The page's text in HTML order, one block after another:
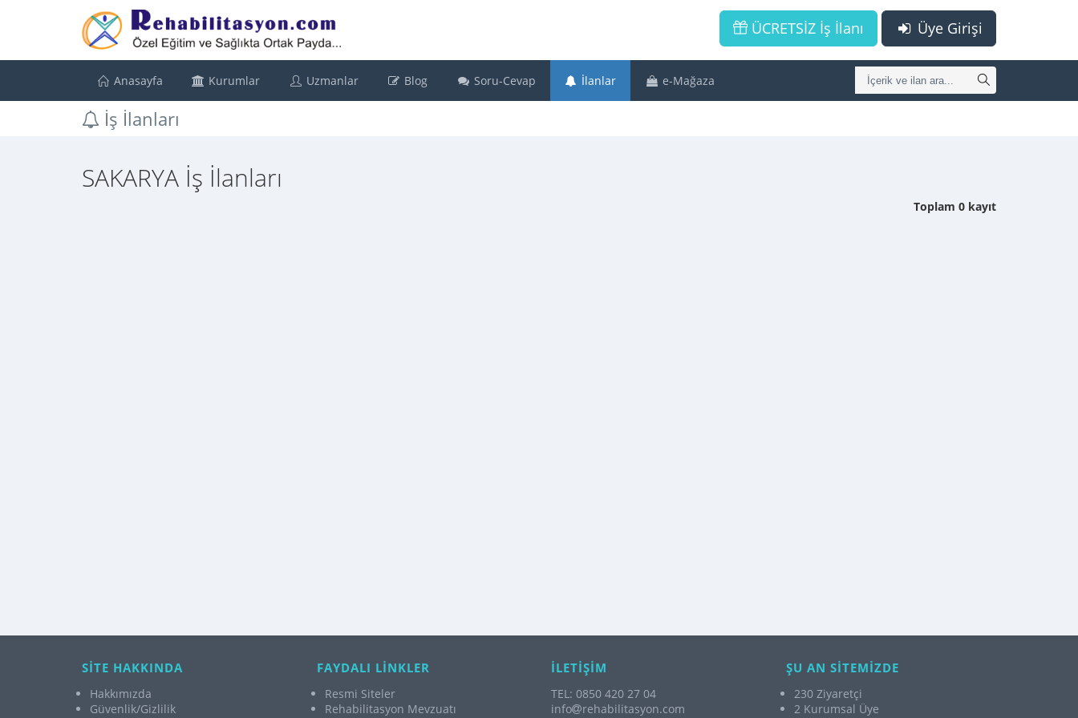
Üye Girişi
ÜCRETSİZ İş İlanı
Anasayfa Kurumlar Uzmanlar Blog Soru-Cevap İlanlar e-Mağaza
İş İlanları
SAKARYA İş İlanları
Toplam 0 kayıt
SİTE HAKKINDA
Hakkımızda
Güvenlik/Gizlilik
FAYDALI LİNKLER
Resmi Siteler
Rehabilitasyon Mevzuatı
İLETİŞİM
TEL: 0850 420 27 04
info
rehabilitasyon.com
ŞU AN SİTEMİZDE
230 Ziyaretçi
2 Kurumsal Üye